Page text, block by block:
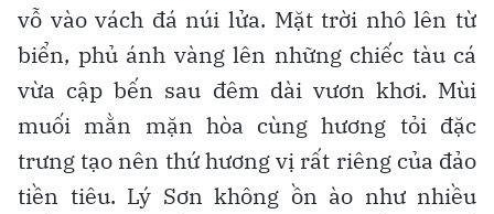
vỗ vào vách đá núi lửa. Mặt trời nhô lên từ
biển, phủ ánh vàng lên những chiếc tàu cá
vừa cập bến sau đêm dài vươn khơi. Mùi
muối mằn mặn hòa cùng hương tỏi đặc
trưng tạo nên thứ hương vị rất riêng của đảo
tiền tiêu. Lý Sơn không ồn ào như nhiều